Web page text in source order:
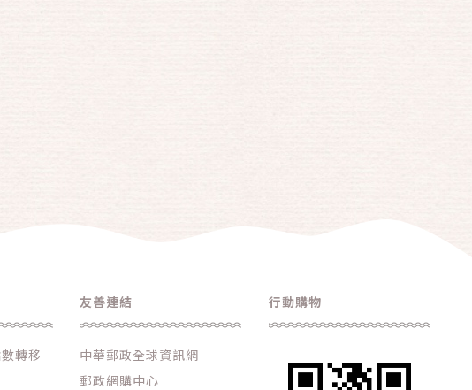
轉移
友善連結
中華郵政全球資訊網
郵政網購中心
行動購物